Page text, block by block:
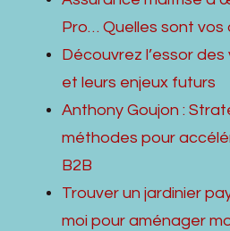
Pro… Quelles sont vos
Découvrez l’essor
et leurs enjeux futurs
Anthony Goujon :
méthodes pour
B2B
Trouver un jardinier
moi pour aménager